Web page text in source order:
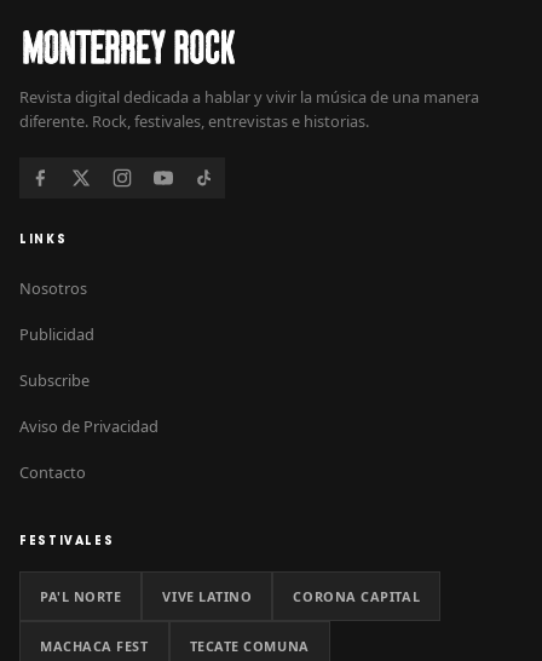
Revista digital dedicada a hablar y vivir la música de una manera
diferente. Rock, festivales, entrevistas e historias.
LINKS
Nosotros
Publicidad
Subscribe
Aviso de Privacidad
Contacto
FESTIVALES
PA'L NORTE VIVE LATINO CORONA CAPITAL
MACHACA FEST TECATE COMUNA